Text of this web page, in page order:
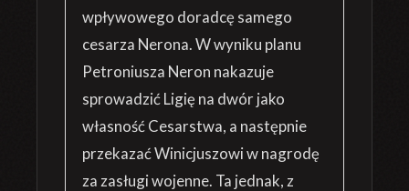
wpływowego doradcę samego
cesarza Nerona. W wyniku planu
Petroniusza Neron nakazuje
sprowadzić Ligię na dwór jako
własność Cesarstwa, a następnie
przekazać Winicjuszowi w nagrodę
za zasługi wojenne. Ta jednak, z